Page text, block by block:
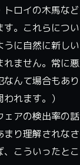
ロイの木馬な
す。これらにつ
に自然に新し
ません。常に
なんて場合もあ
れます。）
ェアの検出率の
り理解されな
、こういったと